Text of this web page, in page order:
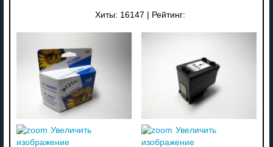
Хиты: 16147 Рейтинг:
Увеличить
изображение
Увеличить
изображение